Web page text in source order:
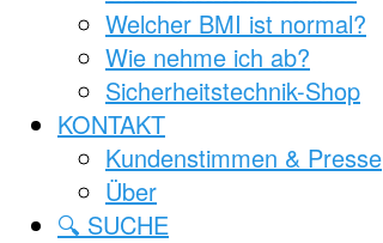
Welcher BMI ist normal?
Wie nehme ich ab?
Sicherheitstechnik-Shop
KONTAKT
Kundenstimmen & Presse
Über
🔍 SUCHE